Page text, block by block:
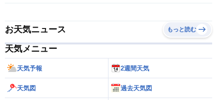
お天気ニュース もっと読む
天気メニュー
天気予報 2週間天気
天気図 過去天気図